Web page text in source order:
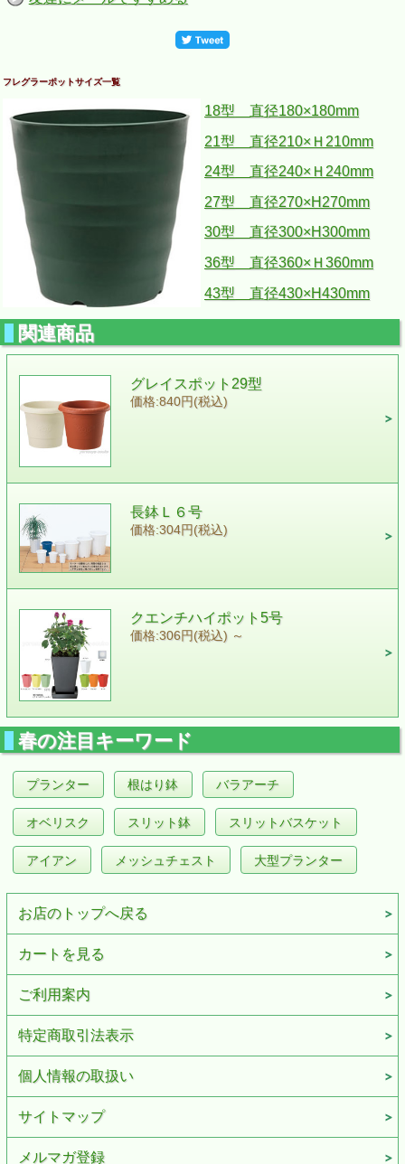
フレグラーポットサイズ一覧
18型 直径180×180mm
21型 直径210×Ｈ210mm
24型 直径240×Ｈ240mm
27型 直径270×H270mm
30型 直径300×H300mm
36型 直径360×Ｈ360mm
43型 直径430×H430mm
関連商品
グレイスポット29型
価格:840円(税込)
長鉢Ｌ６号
価格:304円(税込)
クエンチハイポット5号
価格:306円(税込) ～
春の注目キーワード
プランター 根はり鉢 バラアーチ
オベリスク スリット鉢 スリットバスケット
アイアン メッシュチェスト 大型プランター
お店のトップへ戻る
カートを見る
ご利用案内
特定商取引法表示
個人情報の取扱い
サイトマップ
メルマガ登録